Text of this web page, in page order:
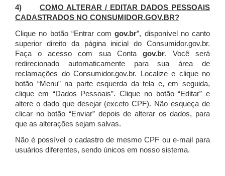
4) COMO ALTERAR / EDITAR DADOS PESSOAIS
CADASTRADOS NO CONSUMIDOR.GOV.BR?
Clique no botão “Entrar comgov.br”, disponível no canto
superior direito da página inicial do Consumidor.gov.br.
Faça o acesso com sua Conta gov.br. Você será
redirecionado automaticamente para sua área de
reclamações do Consumidor.gov.br.
Localize e clique no
botão “Menu” na parte esquerda da tela e, em seguida,
clique em “Dados Pessoais”. Clique no botão “Editar” e
altere o dado que desejar (exceto CPF). Não esqueça de
clicar no botão “Enviar” depois de alterar os dados, para
que as alterações sejam salvas.
Não é possível o cadastro de mesmo CPF ou e-mail para
usuários diferentes, sendo únicos em nosso sistema.